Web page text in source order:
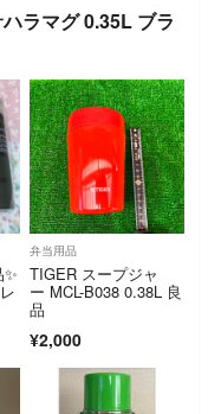
ラマグ 0.35L ブラ
弁当用品
TIGER スープジャ
ー MCL-B038 0.38L 良
品
¥2,000